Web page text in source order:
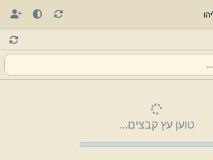
טוען עץ קבצים...